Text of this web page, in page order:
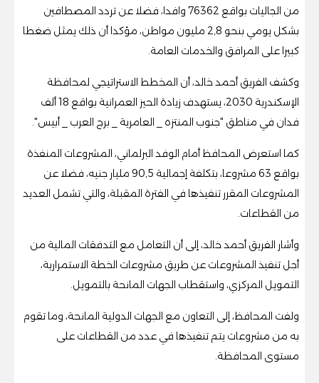
من الجاليات بواقع 76362 وافدا، فضلا عن تردد المصطافين
بشكل يومي بنحو 2,8 مليون مواطن، مؤكدا أن ذلك يمثل ضغطا
كبيرا على المرافق والخدمات العامة.
وكشف الفريق أحمد خالد، أن المخطط الاستراتيجي لمحافظة
الإسكندرية 2030، يستهدف زيادة الحيز العمرانية بواقع 18 ألف
فدان في مناطق "جنوب المنتزه _ العامرية _ برج العرب _ أبيس".
كما استعرض المحافظ أمام الوفد البرلماني، المشروعات المنفذة
بواقع 63 مشروعا، بتكلفة إجمالية 90,5 مليار جنيه، فضلا عن
المشروعات المقرر تنفيذها في الفترة المقبلة، والتي تشمل العديد
من القطاعات.
وأشار الفريق أحمد خالد، إلى أن التعامل مع التدفقات المالية من
أجل تنفيذ المشروعات عن طريق مشروعات الخطة الاستمرارية،
التمويل المركزي، واستقطاب الجهات المانحة بالتمويل.
ولفت المحافظ، إلى التعاون مع الجهات الدولية المانحة، وما تقوم
به من مشروعات يتم تنفيذها في عدد من القطاعات على
مستوى المحافظة.